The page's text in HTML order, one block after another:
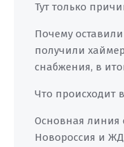
Тут только
Почему
получили
снабжения, в
Что происходит
Основная линия
Новороссия и